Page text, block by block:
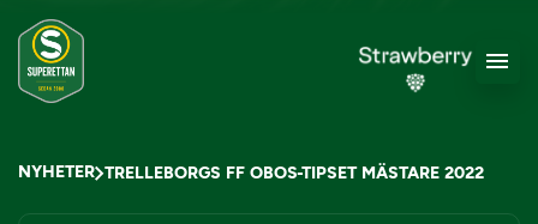
NYHETER TRELLEBORGS FF OBOS-TIPSET MÄSTARE 2022